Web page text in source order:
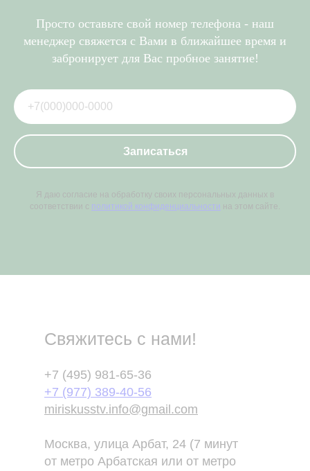
Просто оставьте свой номер телефона - наш
менеджер свяжется с Вами в ближайшее время и
забронирует для Вас пробное занятие!
Записаться
Я даю согласие на обработку своих персональных данных в
соответствии с политикой конфиденциальности на этом сайте.
Свяжитесь с нами!
+7 (495) 981-65-36
+7 (977) 389-40-56
miriskusstv.info@gmail.com
Москва, улица Арбат, 24 (7 минут
от метро Арбатская или от метро